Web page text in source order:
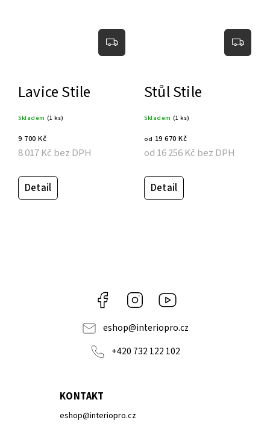
Lavice Stile
Skladem (1 ks)
8 017 Kč bez DPH
9 700 Kč
Detail
Stůl Stile
Skladem (1 ks)
od 16 256 Kč bez DPH
od 19 670 Kč
Detail
Facebook Instagram
eshop@interiopro.cz
+420 732 122 102
KONTAKT
eshop@interiopro.cz